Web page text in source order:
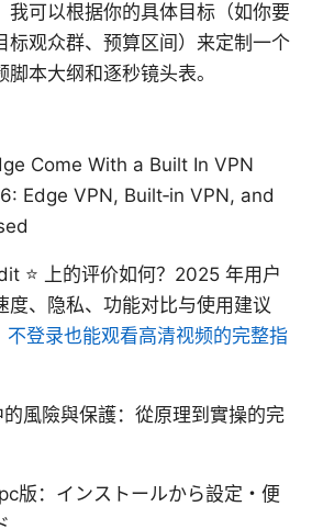
我可以根据你的具体目标（如你要
标观众群、预算区间）来定制一个
本大纲和逐秒镜头表。
Come With a Built In VPN
Edge VPN, Built‑in VPN, and
⭐ 上的评价如何？2025 年用户
度、隐私、功能对比与使用建议
登录也能观看高清视频的完整指
風險與保護：從原理到實操的完
版：インストールから設定・便